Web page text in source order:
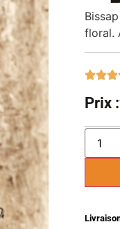
floral.
Prix :